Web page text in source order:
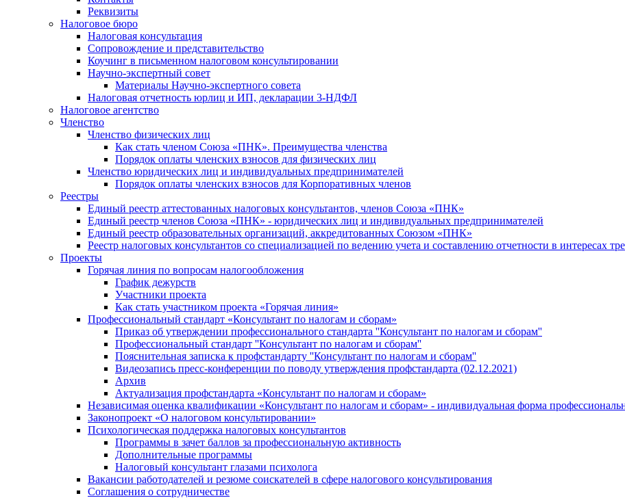
Реквизиты
Налоговое бюро
Налоговая консультация
Cопровождение и представительство
Коучинг в письменном налоговом консультировании
Научно-экспертный совет
Материалы Научно-экспертного совета
Налоговая отчетность юрлиц и ИП, декларации 3-НДФЛ
Налоговое агентство
Членство
Членство физических лиц
Как стать членом Союза «ПНК». Преимущества членства
Порядок оплаты членских взносов для физических лиц
Членство юридических лиц и индивидуальных предпринимателей
Порядок оплаты членских взносов для Корпоративных членов
Реестры
Единый реестр аттестованных налоговых консультантов, членов Союза «ПНК»
Единый реестр членов Союза «ПНК» - юридических лиц и индивидуальных предпринимателей
Единый реестр образовательных организаций, аккредитованных Союзом «ПНК»
Реестр налоговых консультантов со специализацией по ведению учета и составлению отчетности в интересах
Проекты
Горячая линия по вопросам налогообложения
График дежурств
Участники проекта
Как стать участником проекта «Горячая линия»
Профессиональный стандарт «Консультант по налогам и сборам»
Приказ об утверждении профессионального стандарта ''Консультант по налогам и сборам''
Профессиональный стандарт ''Консультант по налогам и сборам''
Пояснительная записка к профстандарту ''Консультант по налогам и сборам''
Видеозапись пресс-конференции по поводу утверждения профстандарта (02.12.2021)
Архив
Актуализация профстандарта «Консультант по налогам и сборам»
Независимая оценка квалификации «Консультант по налогам и сборам» - индивидуальная форма
Законопроект «О налоговом консультировании»
Психологическая поддержка налоговых консультантов
Программы в зачет баллов за профессиональную активность
Дополнительные программы
Налоговый консультант глазами психолога
Вакансии работодателей и резюме соискателей в сфере налогового консультирования
Соглашения о сотрудничестве